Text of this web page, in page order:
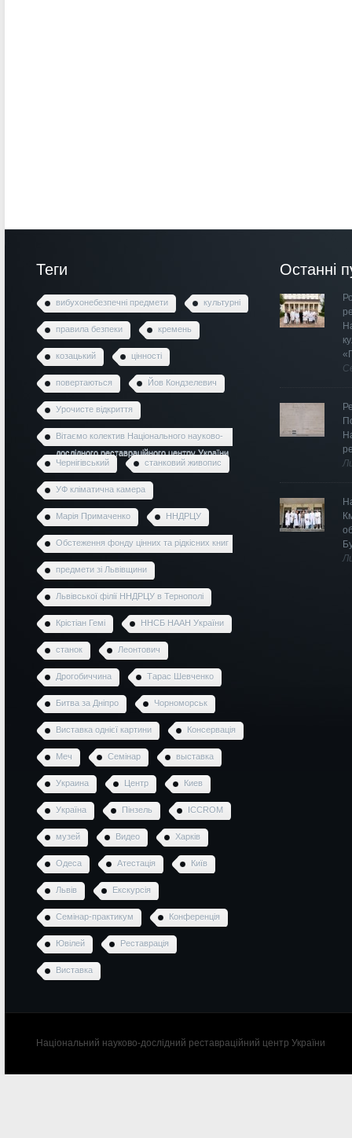
Теги
вибухонебезпечні предмети культурні
правила безпеки кремень
козацький цінності
повертаються Йов Кондзелевич
Урочисте відкриття
Вітаємо колектив Національного науково-
дослідного реставраційного центру України
Чернігівський
станковий живопис
УФ кліматична камера
Марія Примаченко ННДРЦУ
Обстеження фонду цінних та рідкісних книг
предмети зі Львівщини
Львівської філії ННДРЦУ в Тернополі
Крістіан Гемі ННСБ НААН України
станок Леонтович
Дрогобиччина Тарас Шевченко
Битва за Дніпро Чорноморськ
Виставка однієї картини Консервація
Меч Семінар выставка
Украина Центр Киев
Україна Пінзель ICCROM
музей Видео Харків
Одеса Атестація Київ
Львів Екскурсія
Семінар-практикум Конференція
Ювілей Реставрація
Виставка
Останні
Національний науково-дослідний реставраційний центр України